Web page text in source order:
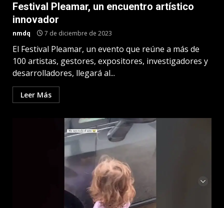
Festival Pleamar, un encuentro artístico
innovador
nmdq 7 de diciembre de 2023
El Festival Pleamar, un evento que reúne a más de
100 artistas, gestores, expositores, investigadores y
desarrolladores, llegará al...
Leer Más